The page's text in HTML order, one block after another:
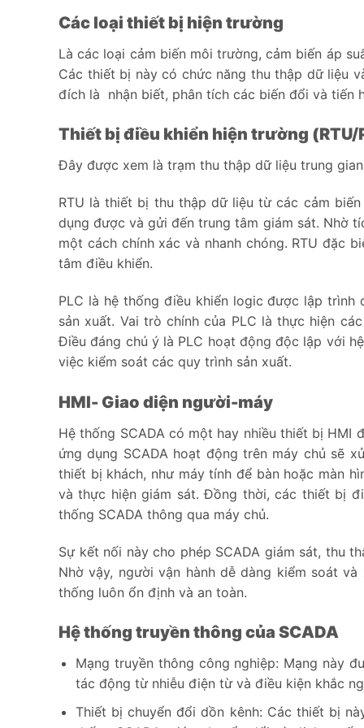
Các loại thiết bị hiện trường
Là các loại cảm biến môi trường, cảm biến áp
Các thiết bị này có chức năng thu thập dữ liệu
đích là nhận biết, phân tích các biến đổi và tiến
Thiết bị điều khiển hiện trường (RTU/
Đây được xem là trạm thu thập dữ liệu trung
RTU là thiết bị thu thập dữ liệu từ các cảm
dụng được và gửi đến trung tâm giám sát. Nhờ
một cách chính xác và nhanh chóng. RTU đặc
tâm điều khiển.
PLC là hệ thống điều khiển logic được lập
sản xuất. Vai trò chính của PLC là thực hiện
Điều đáng chú ý là PLC hoạt động độc lập với
việc kiểm soát các quy trình sản xuất.
HMI- Giao diện người-máy
Hệ thống SCADA có một hay nhiều thiết bị HMI
ứng dụng SCADA hoạt động trên máy chủ sẽ
thiết bị khách, như máy tính để bàn hoặc màn
và thực hiện giám sát. Đồng thời, các thiết bị
thống SCADA thông qua máy chủ.
Sự kết nối này cho phép SCADA giám sát, thu
Nhờ vậy, người vận hành dễ dàng kiểm soát
thống luôn ổn định và an toàn.
Hệ thống truyền thông của SCADA
Mạng truyền thông công nghiệp: Mạng này
tác động từ nhiễu điện từ và điều kiện khắc
Thiết bị chuyển đổi dồn kênh: Các thiết bị